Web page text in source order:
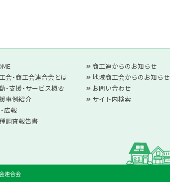
会・商工会連合会とは
・支援・サービス概要
事例紹介
広報
調査報告書
商工連からのお知らせ
地域商工会からのお知らせ
お問い合わせ
サイト内検索
連合会